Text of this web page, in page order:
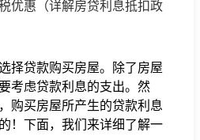
优惠（详解房贷利息抵扣政
择贷款购买房屋。除了房屋
考虑贷款利息的支出。然
购买房屋所产生的贷款利息
！下面，我们来详细了解一